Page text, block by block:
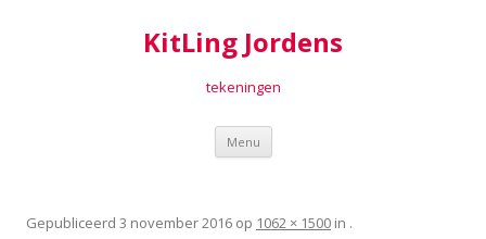
KitLing Jordens
tekeningen
Menu Spring
inhoud
Gepubliceerd 3 november 2016 op 1062 × 1500 in .